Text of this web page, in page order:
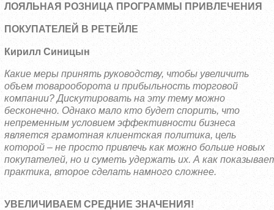
ЛОЯЛЬНАЯ РОЗНИЦА ПРОГРАММЫ ПРИВЛЕЧЕНИЯ
ПОКУПАТЕЛЕЙ В РЕТЕЙЛЕ
Кирилл Синицын
Какие меры принять руководству, чтобы увеличить
объем товарооборота и прибыльность торговой
компании? Дискутировать на эту тему можно
бесконечно. Однако мало кто будет спорить, что
непременным условием эффективности бизнеса
является грамотная клиентская политика, цель
которой – не просто привлечь как можно больше новых
покупателей, но и суметь удержать их. А как
практика, второе сделать намного сложнее.
УВЕЛИЧИВАЕМ СРЕДНИЕ ЗНАЧЕНИЯ!